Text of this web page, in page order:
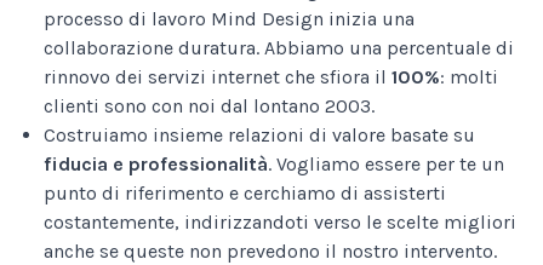
processo di lavoro Mind Design inizia una
collaborazione duratura. Abbiamo una percentuale di
rinnovo dei servizi internet che sfiora il 100%: molti
clienti sono con noi dal lontano 2003.
Costruiamo insieme relazioni di valore basate su
fiducia e professionalità. Vogliamo essere per te un
punto di riferimento e cerchiamo di assisterti
costantemente, indirizzandoti verso le scelte migliori
anche se queste non prevedono il nostro intervento.